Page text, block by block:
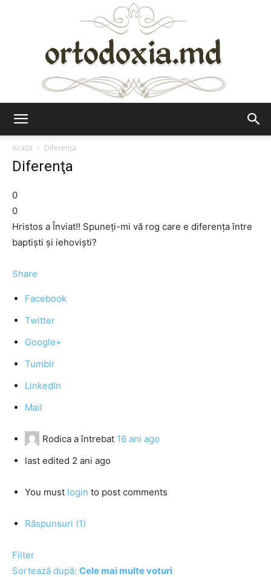
Acasă
Diferenţa
Diferenţa
0
0
Hristos a Înviat!! Spuneţi-mi vă rog care e diferenţa între
baptişti şi iehovişti?
Share
Facebook
Twitter
Google+
Tumblr
LinkedIn
Mail
Rodica a întrebat 16 ani ago
last edited 2 ani ago
You must login to post comments
Răspunsuri (1)
Filter
Sortează după: Cele mai multe voturi